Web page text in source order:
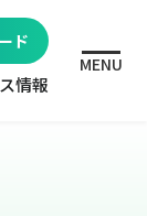
ド
方へ
情報
MENU